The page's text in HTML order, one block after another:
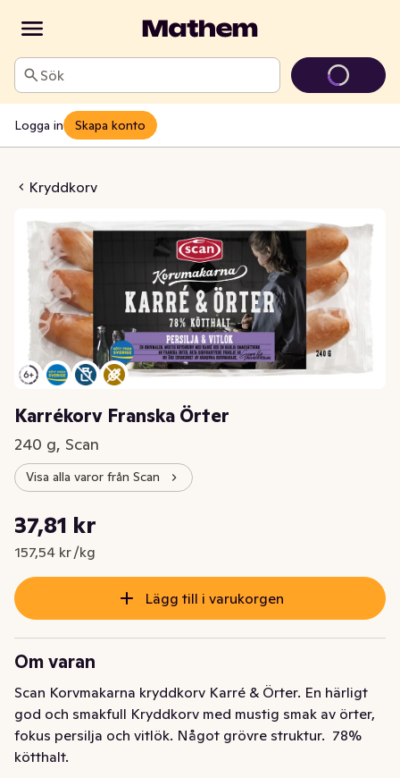
Sök
Logga in Skapa konto
Kryddkorv
Franska Örter
Karrékorv Franska Örter
240 g, Scan
Visa alla varor från Scan
Nuvarande pris är: 37,81 kr
37,81 kr
157,54 kr /kg
Styckpris: 157,54 kr /kg
Lägg till i varukorgen
Om varan
Scan Korvmakarna kryddkorv Karré & Örter. En härligt
god och smakfull Kryddkorv med mustig smak av örter,
fokus persilja och vitlök. Något grövre struktur.  78%
kötthalt.